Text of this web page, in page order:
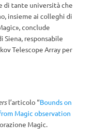
di tante università che
insieme ai colleghi di
conclude
Siena, responsabile
Telescope Array per
l’articolo “Bounds on
Magic observation
Magic.